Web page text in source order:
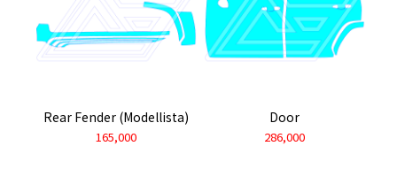
Rear Fender (Modellista)
165,000
Door
286,000